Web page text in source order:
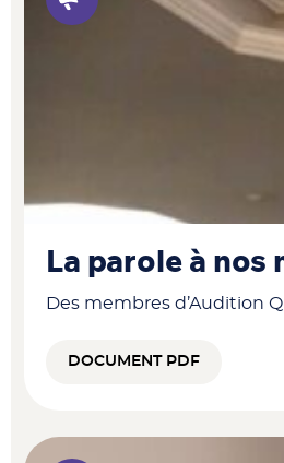
La parole à nos
Des membres d’Audition
DOCUMENT PDF